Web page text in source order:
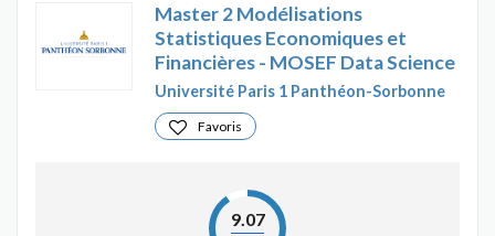
Master 2 Modélisations
Statistiques Economiques et
Financières - MOSEF Data Science
Université Paris 1 Panthéon-Sorbonne
Favoris
9.07